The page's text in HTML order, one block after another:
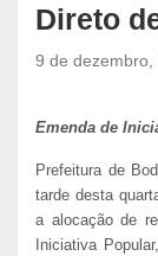
Direto
9 de dezembro,
Emenda de
Prefeitura de
tarde desta
a alocação de
Iniciativa